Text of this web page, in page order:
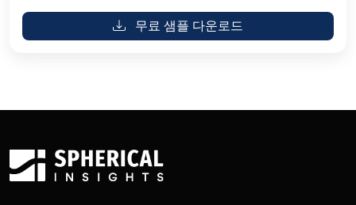
무료 샘플 다운로드